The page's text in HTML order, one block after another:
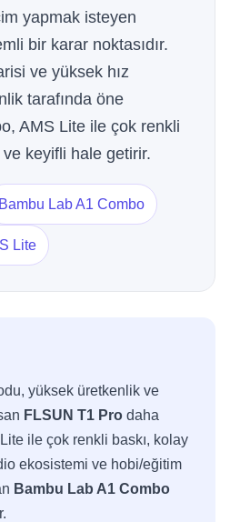
yapmak isteyen
bir karar noktasıdır.
ve yüksek hız
tarafında öne
AMS Lite ile çok renkli
ve keyifli hale getirir.
Bambu Lab A1 Combo
Lite
yüksek üretkenlik ve
FLSUN T1 Pro daha
ile çok renkli baskı, kolay
ekosistemi ve hobi/eğitim
Bambu Lab A1 Combo